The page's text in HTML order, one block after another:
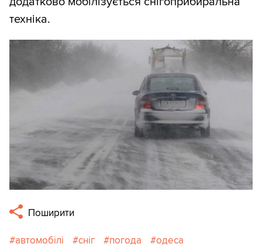
техніка.
Поширити
автомобілі сніг погода одеса